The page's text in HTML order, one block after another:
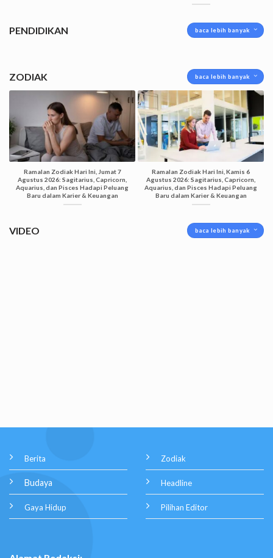
PENDIDIKAN baca lebih banyak
ZODIAK baca lebih banyak
Ramalan Zodiak Hari Ini, Jumat 7
Agustus 2026: Sagitarius, Capricorn,
Aquarius, dan Pisces Hadapi Peluang
Baru dalam Karier & Keuangan
Ramalan Zodiak Hari Ini, Kamis 6
Agustus 2026: Sagitarius, Capricorn,
Aquarius, dan Pisces Hadapi Peluang
Baru dalam Karier & Keuangan
VIDEO baca lebih banyak
Berita
Budaya
Gaya Hidup
Zodiak
Headline
Pilihan Editor